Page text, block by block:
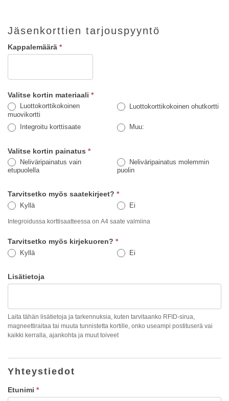
Jäsenkorttien
tarjouspyyntö
Jäsenkorttien tarjouspyyntö
Kappalemäärä *
Valitse kortin materiaali *
Luottokorttikokoinen
muovikortti
Luottokorttikokoinen ohutkortti
Integroitu korttisaate Muu:
Valitse kortin painatus *
Neliväripainatus vain
etupuolella
Neliväripainatus molemmin
puolin
Tarvitsetko myös saatekirjeet? *
Kyllä Ei
Integroidussa korttisaatteessa on A4 saate valmiina
Tarvitsetko myös kirjekuoren? *
Kyllä Ei
Lisätietoja
Laita tähän lisätietoja ja tarkennuksia, kuten tarvitaanko RFID-sirua,
magneettiraitaa tai muuta tunnistetta kortille, onko useampi postituserä vai
kaikki kerralla, ajankohta ja muut toiveet
Yhteystiedot
Etunimi *